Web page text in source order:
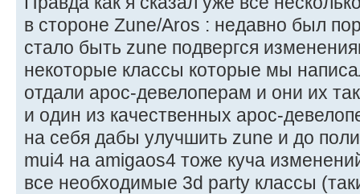
в стороне Zune/Aros : недавно был
стало быть zune подвергся
некоторые классы которые мы
отдали арос-девелоперам и они их
и один из качественных арос-
на себя дабы улучшить zune и до
mui4 на amigaos4 тоже куча
все необходимые 3d party классы